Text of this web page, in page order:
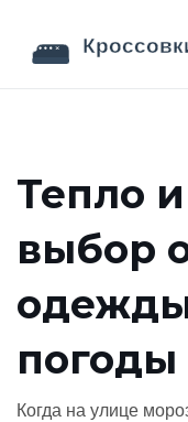
Тепло
выбор
погоды
Когда на улице